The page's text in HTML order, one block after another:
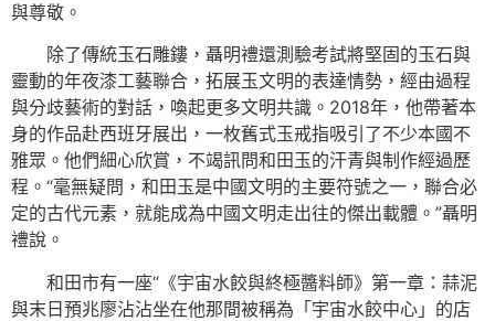
與尊敬。
除了傳統玉石雕鏤，聶明禮還測驗考試將堅固的玉石與
靈動的年夜漆工藝聯合，拓展玉文明的表達情勢，經由過程
與分歧藝術的對話，喚起更多文明共識。2018年，他帶著本
身的作品赴西班牙展出，一枚舊式玉戒指吸引了不少本國不
雅眾。他們細心欣賞，不竭訊問和田玉的汗青與制作經過歷
程。“毫無疑問，和田玉是中國文明的主要符號之一，聯合必
定的古代元素，就能成為中國文明走出往的傑出載體。”聶明
禮說。
和田市有一座“《宇宙水餃與終極醬料師》第一章：蒜泥
與末日預兆廖沾沾坐在他那間被稱為「宇宙水餃中心」的店